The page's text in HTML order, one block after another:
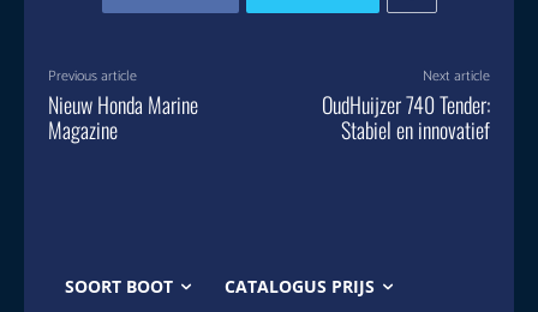
Previous article
Nieuw Honda Marine
Magazine
Next article
OudHuijzer 740 Tender:
Stabiel en innovatief
SOORT BOOT CATALOGUS PRIJS